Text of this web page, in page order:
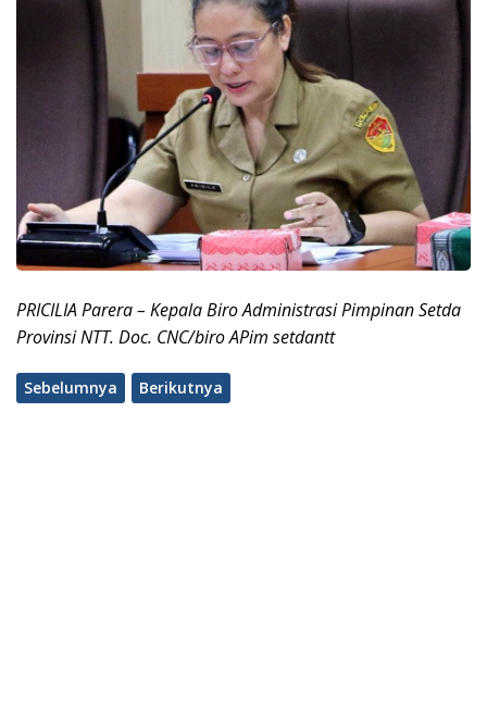
PRICILIA Parera – Kepala Biro Administrasi Pimpinan Setda
ProvinsiNTT. Doc. CNC/biro APim setdantt
Sebelumnya Berikutnya